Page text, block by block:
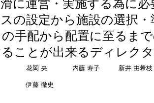
に運営・実施する為に
の設定から施設の選択
手配から配置に至るま
ことが出来るディレク
花岡 央 内藤 寿子 新井 由希枝
伊藤 徹史